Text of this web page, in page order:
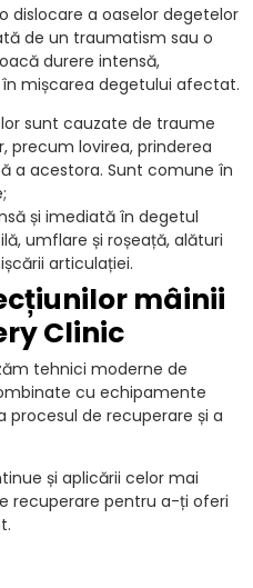
dislocare a oaselor degetelor
de un traumatism sau o
durere intensă,
mișcarea degetului afectat.
sunt cauzate de traume
precum lovirea, prinderea
a acestora. Sunt comune în
și imediată în degetul
umflare și roșeață, alături
articulației.
mâinii
Clinic
tehnici moderne de
cu echipamente
procesul de recuperare și a
și aplicării celor mai
recuperare pentru a-ți oferi